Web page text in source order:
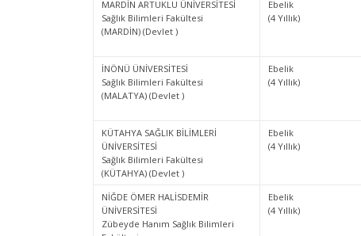
MARDİN ARTUKLU ÜNİVERSİTESİ
Sağlık Bilimleri Fakültesi
(MARDİN) (Devlet )
Ebelik
(4 Yıllık)
İNÖNÜ ÜNİVERSİTESİ
Sağlık Bilimleri Fakültesi
(MALATYA) (Devlet )
Ebelik
(4 Yıllık)
KÜTAHYA SAĞLIK BİLİMLERİ
ÜNİVERSİTESİ
Sağlık Bilimleri Fakültesi
(KÜTAHYA) (Devlet )
Ebelik
(4 Yıllık)
NİĞDE ÖMER HALİSDEMİR
ÜNİVERSİTESİ
Zübeyde Hanım Sağlık Bilimleri
Ebelik
(4 Yıllık)